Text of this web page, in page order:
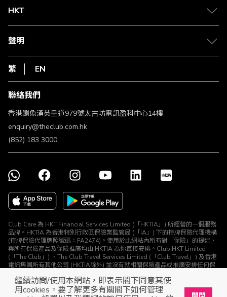
繼續訪問/使用本網站，即表示閣下同意其使
用cookies。要了解更多有關閣下如何管理
Club Shopping 商品領取站
常見問題
HKT
csl.
1010
HKT
聲明
私隱聲明
使用條款
條款及細則
不歧視及不騷擾聲明
認可牌照及通告
繁 EN
聯絡我們
香港鰂魚涌英皇道979號太古坊電訊盈科中心14樓
enquiry@theclub.com.hk
(852) 183 3000
Club Care 為 HKT Financial Services Limited (「HKTIA」) 所經營的一個服務
品牌。HKTIA 為香港特別行政區保險業監管局 (「IA」) 下的持牌保險代理機構
(持牌保險代理牌照號碼：FA2474)。使用於此網站內所有對「保險」的提述、
與所有保險產品及保險推廣均由 HKTIA 為你直接安排。Club HKT Limited
(「The Club」) 、The Club Travel Services Limited (「Club Travel」) 及香港
電訊集團所有其他公司 (HKTIA除外) 並沒有就相關保險產品或推廣安排任何保
© The Club 2026. 保留所有權利